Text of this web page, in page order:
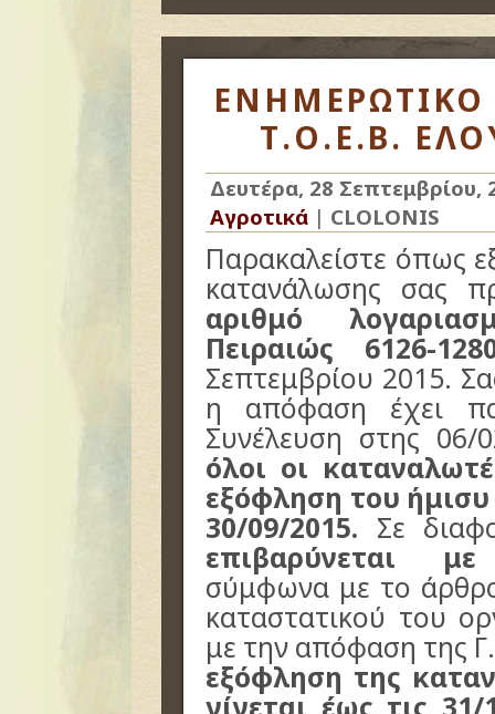
Τ.Ο.Ε.Β.
Δευτέρα, 28 Σεπτεμβρίου,
Αγροτικά | CLOLONIS
Παρακαλείστε όπως
κατανάλωσης σας
αριθμό
Πειραιώς 6126-
Σεπτεμβρίου 2015.
η απόφαση έχει
Συνέλευση στης 06/
όλοι οι
εξόφληση του
30/09/2015. Σε
επιβαρύνεται
σύμφωνα με το
καταστατικού του
με την απόφαση της
εξόφληση της